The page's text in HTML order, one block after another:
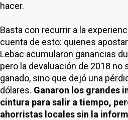
hacer.
Basta con recurrir a la
cuenta de esto: quienes
Lebac acumularon ganancias
pero la devaluación de 2018 no
ganado, sino que dejó una
dólares. Ganaron los grandes
cintura para salir a tiempo,
ahorristas locales sin la